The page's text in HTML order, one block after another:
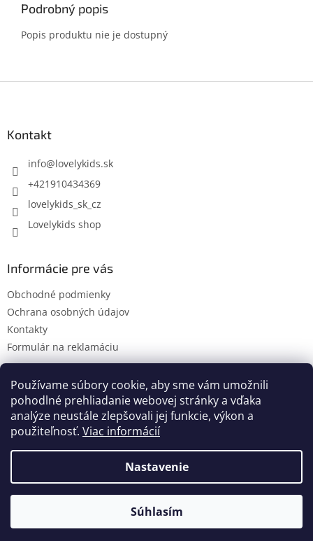
Používame súbory cookie, aby sme vám umožnili
pohodlné prehliadanie webovej stránky a vďaka
analýze neustále zlepšovali jej funkcie, výkon a
použiteľnosť. Viac informácií
Nastavenie
Súhlasím
Podrobný popis
Popis produktu nie je dostupný
Kontakt
info@lovelykids.sk
+421910434369
lovelykids_sk_cz
Lovelykids shop
Informácie pre vás
Obchodné podmienky
Ochrana osobných údajov
Kontakty
Formulár na reklamáciu
Kontakty Novinky
Vytvoril Shoptet
lovelykids. Všetky práva vyhradené.